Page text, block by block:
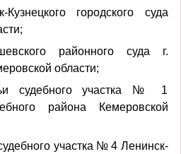
городского суда
районного суда г.
области;
судебного участка № 1
района Кемеровской
участка № 4 Ленинск-